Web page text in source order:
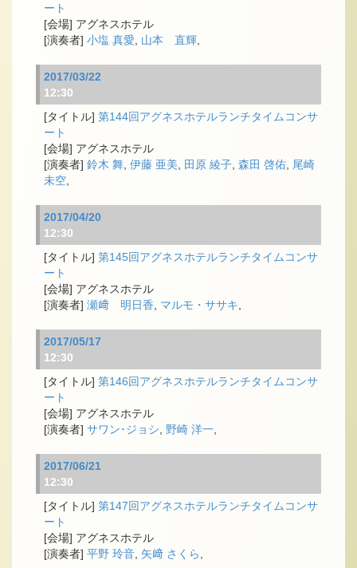
ート
アグネスホテル
小塩 真愛
山本 直輝
2017/03/22
12:30
第144回アグネスホテルランチタイムコンサ
ート
アグネスホテル
鈴木 舞 伊藤 亜美 田原 綾子 森田 啓佑 尾崎
未空
2017/04/20
12:30
第145回アグネスホテルランチタイムコンサ
ート
アグネスホテル
瀬﨑 明日香
マルモ・ササキ
2017/05/17
12:30
第146回アグネスホテルランチタイムコンサ
ート
アグネスホテル
サワン･ジョシ
野崎 洋一
2017/06/21
12:30
第147回アグネスホテルランチタイムコンサ
ート
アグネスホテル
平野 玲音 矢﨑 さくら